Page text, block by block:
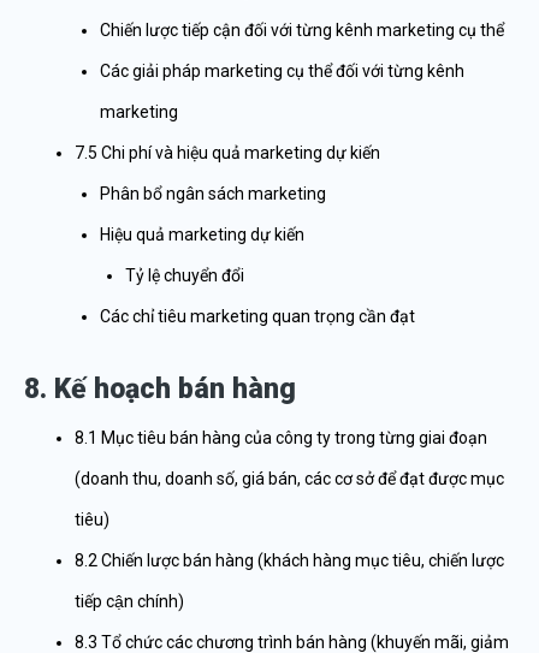
Chiến lược tiếp cận đối với từng kênh marketing cụ thể
Các giải pháp marketing cụ thể đối với từng kênh
marketing
7.5 Chi phí và hiệu quả marketing dự kiến
Phân bổ ngân sách marketing
Hiệu quả marketing dự kiến
Tỷ lệ chuyển đổi
Các chỉ tiêu marketing quan trọng cần đạt
8. Kế hoạch bán hàng
8.1 Mục tiêu bán hàng của công ty trong từng giai đoạn
(doanh thu, doanh số, giá bán, các cơ sở để đạt được mục
tiêu)
8.2 Chiến lược bán hàng (khách hàng mục tiêu, chiến lược
tiếp cận chính)
8.3 Tổ chức các chương trình bán hàng (khuyến mãi, giảm